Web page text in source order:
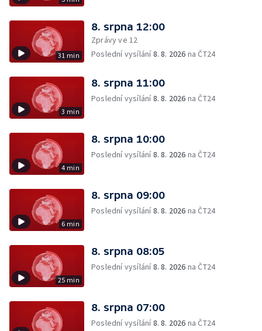
31 min
8. srpna 12:00
Zprávy ve 12
Poslední vysílání8. 8. 2026 na ČT24
3 min
8. srpna 11:00
Poslední vysílání8. 8. 2026 na ČT24
4 min
8. srpna 10:00
Poslední vysílání8. 8. 2026 na ČT24
6 min
8. srpna 09:00
Poslední vysílání8. 8. 2026 na ČT24
25 min
8. srpna 08:05
Poslední vysílání8. 8. 2026 na ČT24
8. srpna 07:00
Poslední vysílání8. 8. 2026 na ČT24